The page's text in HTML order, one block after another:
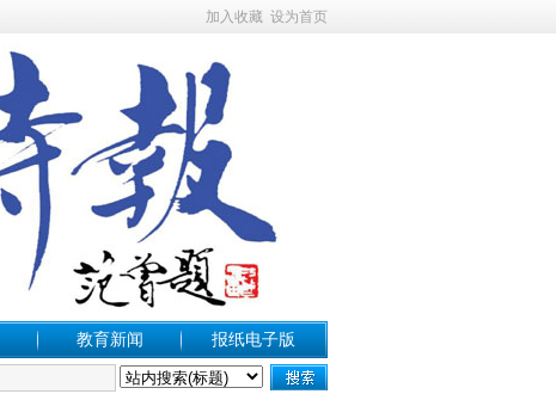
加入收藏 设为首页
教育新闻 报纸电子版